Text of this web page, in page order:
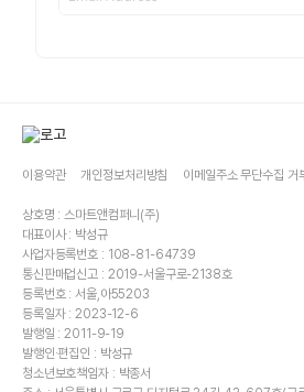
이용약관 개인정보처리방침 이메일주소 무단수집 거
상호명 : 스마트앤컴퍼니(주)
대표이사 : 박성규
사업자등록번호 : 108-81-64739
통신판매업신고 : 2019-서울구로-2138호
등록번호 : 서울,아55203
등록일자 : 2023-12-6
발행일 : 2011-9-19
발행인·편집인 : 박성규
청소년보호책임자 : 박종서